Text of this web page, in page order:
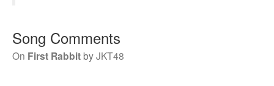
Song Comments
On First RabbitbyJKT48